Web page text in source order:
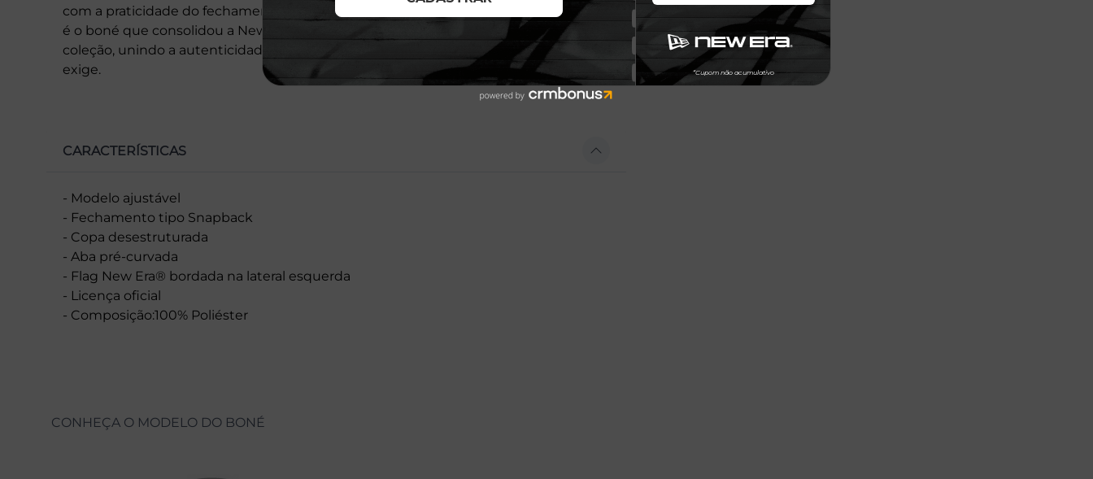
com a praticidade do fechamento em snapback para um ajuste universal. O 9FIFTY
é o boné que consolidou a New Era no mundo. É a peça essencial para qualquer
coleção, unindo a autenticidade de um ícone com a versatilidade que o streetwear
exige.
CARACTERÍSTICAS
- Modelo ajustável
- Fechamento tipo Snapback
- Copa desestruturada
- Aba pré-curvada
- Flag New Era® bordada na lateral esquerda
- Licença oficial
- Composição:100% Poliéster
CONHEÇA O MODELO DO BONÉ